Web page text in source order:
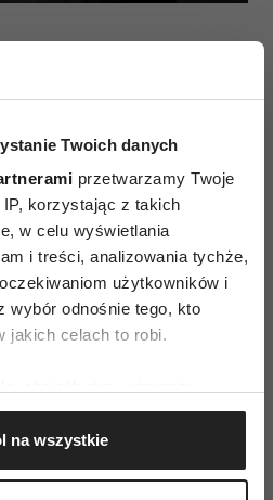
Twoich danych
przetwarzamy Twoje
korzystając z takich
w celu wyświetlania
i treści, analizowania tychże,
użytkowników i
wybór odnośnie tego, kto
jakich celach to robi.
Twojej lokalizacji
nawet do kilku metrów
urządzenie, aktywnie
na wszystkie